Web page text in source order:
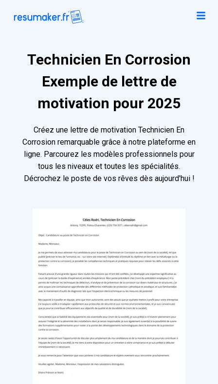
Technicien En Corrosion
Exemple de lettre de
motivation pour 2025
Créez une lettre de motivation Technicien En
Corrosion remarquable grâce à notre plateforme en
ligne. Parcourez les modèles professionnels pour
tous les niveaux et toutes les spécialités.
Décrochez le poste de vos rêves dès aujourd'hui !